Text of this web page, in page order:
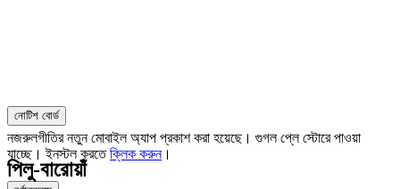
নোটিশ বোর্ড
নজরুলগীতির নতুন মোবাইল অ্যাপ প্রকাশ করা হয়েছে। গুগল প্লে স্টোরে পাওয়া
যাচ্ছে। ইনস্টল করতেক্লিক করুন।
পিলু-বারোয়াঁ